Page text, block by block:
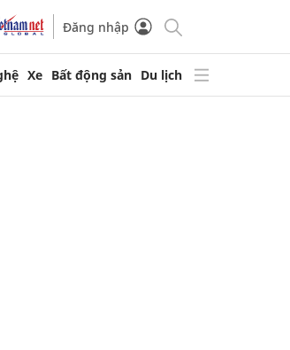
Đăng nhập
Xe Bất động sản Du lịch